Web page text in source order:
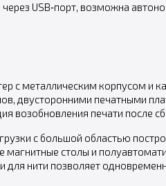
USB‑порт, возможна
с металлическим корпусом и
двусторонними печатными
возобновления печати после
с большой областью
столы и
нити позволяет